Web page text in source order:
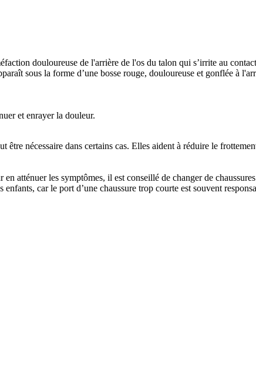
douloureuse de l'arrière de l'os du talon qui s’irrite au
sous la forme d’une bosse rouge, douloureuse et gonflée à
et enrayer la douleur.
être nécessaire dans certains cas. Elles aident à réduire le
atténuer les symptômes, il est conseillé de changer de
car le port d’une chaussure trop courte est souvent